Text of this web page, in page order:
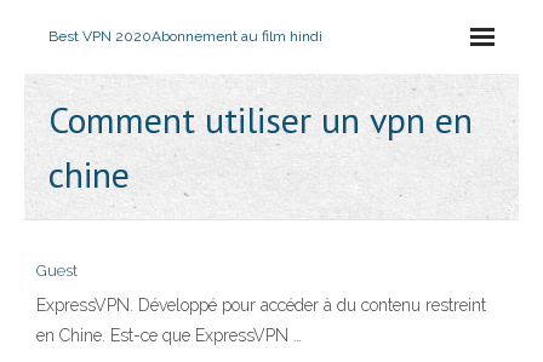
Best VPN 2020Abonnement au film hindi
Comment utiliser un vpn en
chine
Guest
ExpressVPN. Développé pour accéder à du contenu restreint
en Chine. Est-ce que ExpressVPN …